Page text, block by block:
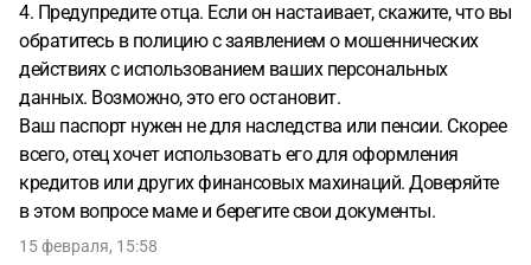
4. Предупредите отца. Если он настаивает, скажите, что вы
обратитесь в полицию с заявлением о мошеннических
действиях с использованием ваших персональных
данных. Возможно, это его остановит.
Ваш паспорт нужен не для наследства или пенсии. Скорее
всего, отец хочет использовать его для оформления
кредитов или других финансовых махинаций. Доверяйте
в этом вопросе маме и берегите свои документы.
15 февраля, 15:58